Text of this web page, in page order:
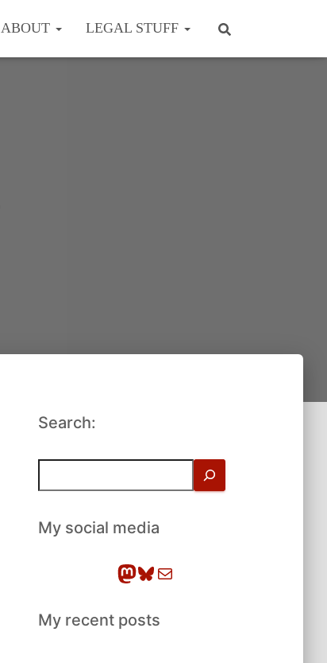
ABOUT LEGAL STUFF
Search:
h
eMy social media
Mastodon Bluesky E-Mail
My recent posts